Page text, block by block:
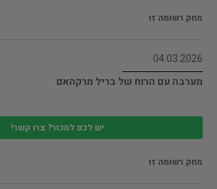
מחק רשומה זו
04.03.2026
מערבה עם הרוח של בריל מרקהאם
יש לכם למכור? צרו קשר!
מחק רשומה זו